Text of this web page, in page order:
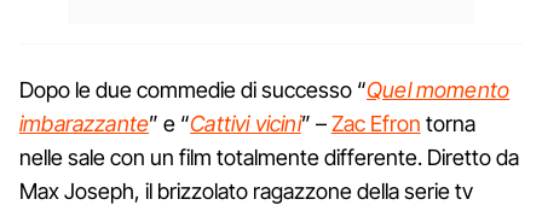
Dopo le due commedie di successo “Quel momento
imbarazzante” e “Cattivi vicini” –Zac Efron torna
nelle sale con un film totalmente differente. Diretto da
Max Joseph, il brizzolato ragazzone della serie tv